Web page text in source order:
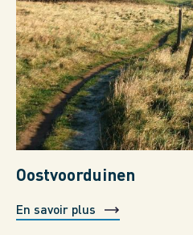
Oostvoorduinen
En savoir plus